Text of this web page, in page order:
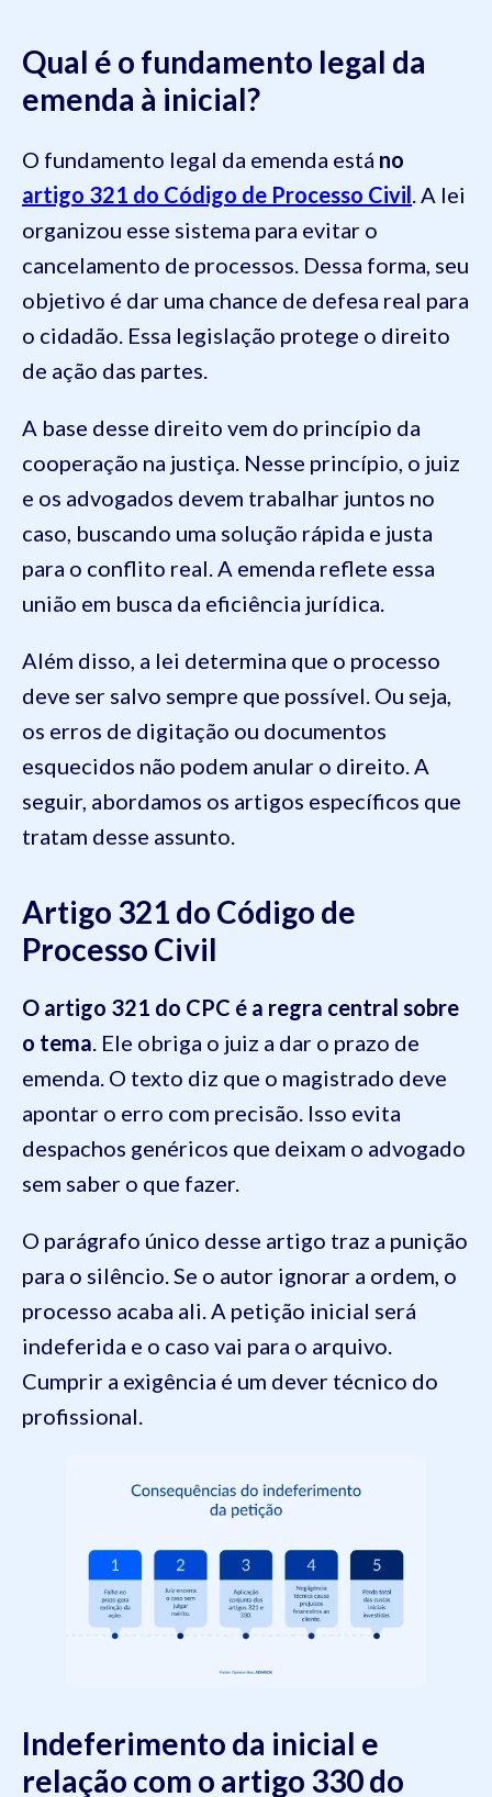
Qual é o fundamento legal da
emenda à inicial?
O fundamento legal da emenda está no
artigo 321 do Código de Processo Civil. A lei
organizou esse sistema para evitar o
cancelamento de processos. Dessa forma, seu
objetivo é dar uma chance de defesa real para
o cidadão. Essa legislação protege o direito
de ação das partes.
A base desse direito vem do princípio da
cooperação na justiça. Nesse princípio, o juiz
e os advogados devem trabalhar juntos no
caso, buscando uma solução rápida e justa
para o conflito real. A emenda reflete essa
união em busca da eficiência jurídica.
Além disso, a lei determina que o processo
deve ser salvo sempre que possível. Ou seja,
os erros de digitação ou documentos
esquecidos não podem anular o direito. A
seguir, abordamos os artigos específicos que
tratam desse assunto.
Artigo 321 do Código de
Processo Civil
O artigo 321 do CPC é a regra central sobre
o tema. Ele obriga o juiz a dar o prazo de
emenda. O texto diz que o magistrado deve
apontar o erro com precisão. Isso evita
despachos genéricos que deixam o advogado
sem saber o que fazer.
O parágrafo único desse artigo traz a punição
para o silêncio. Se o autor ignorar a ordem, o
processo acaba ali. A petição inicial será
indeferida e o caso vai para o arquivo.
Cumprir a exigência é um dever técnico do
profissional.
Indeferimento da inicial e
relação com o artigo 330 do